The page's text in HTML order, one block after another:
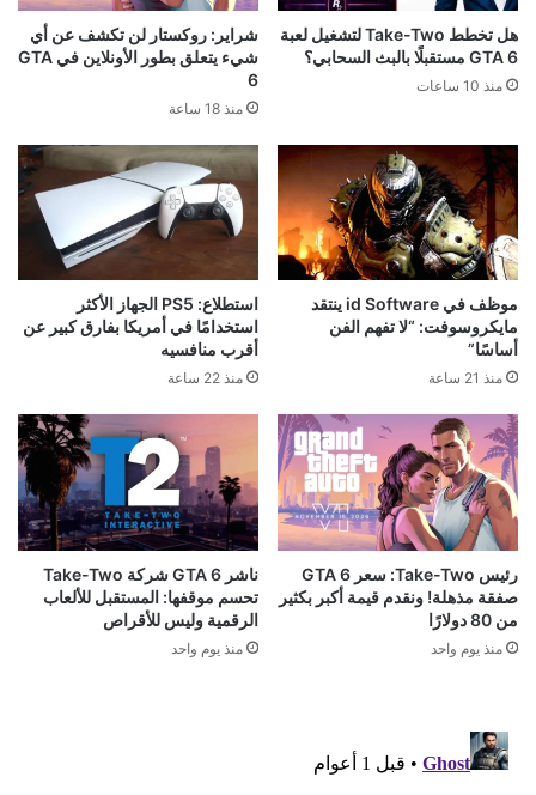
هل تخطط Take-Two لتشغيل لعبة
GTA 6 مستقبلًا بالبث السحابي؟
منذ 10 ساعات
شراير: روكستار لن تكشف عن أي
شيء يتعلق بطور الأونلاين في GTA
6
منذ 18 ساعة
موظف في id Software ينتقد
مايكروسوفت: “لا تفهم الفن
أساسًا”
منذ 21 ساعة
استطلاع: PS5 الجهاز الأكثر
استخدامًا في أمريكا بفارق كبير عن
أقرب منافسيه
منذ 22 ساعة
رئيس Take-Two: سعر GTA 6
صفقة مذهلة! ونقدم قيمة أكبر بكثير
من 80 دولارًا
منذ يوم واحد
ناشر GTA 6 شركة Take-Two
تحسم موقفها: المستقبل للألعاب
الرقمية وليس للأقراص
منذ يوم واحد